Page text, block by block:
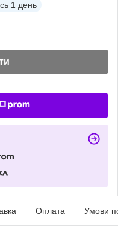
1 день
Оплата Умови